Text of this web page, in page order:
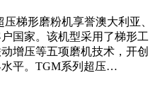
梯形磨粉机享誉澳大利亚、
国家。该机型采用了梯形工
增压等五项磨机技术，开创
平。TGM系列超压…